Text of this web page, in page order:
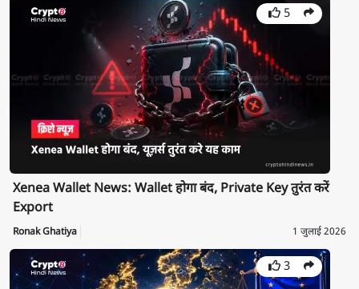
5
Xenea Wallet News: Wallet होगा बंद, Private Key तुरंत करें
Export
Ronak Ghatiya 1 जुलाई 2026
3